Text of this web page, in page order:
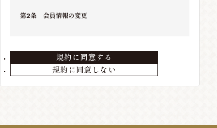
第2条 会員情報の変更
第3条 会員の退会
会員が退会を希望する場合には、当店までメールにて
当店の判断により、本サービスを変更・廃止をするこ
規約に同意しない
規約に同意する